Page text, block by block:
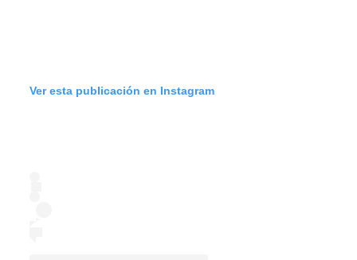
Ver esta publicación en Instagram